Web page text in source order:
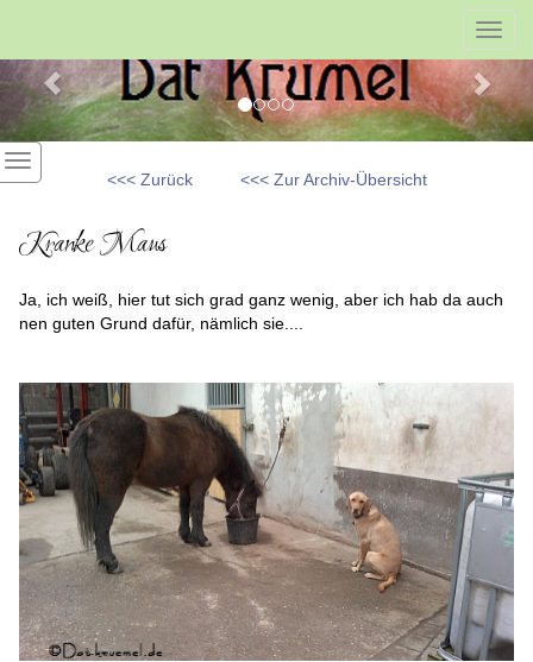
<<< Zurück <<< Zur Archiv-Übersicht
Kranke Maus
Ja, ich weiß, hier tut sich grad ganz wenig, aber ich hab da auch
nen guten Grund dafür, nämlich sie....